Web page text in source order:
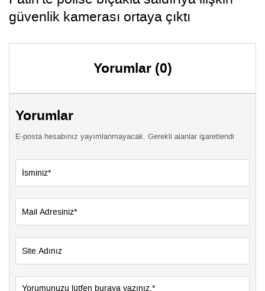
güvenlik kamerası ortaya çıktı
Yorumlar (0)
Yorumlar
E-posta hesabınız yayımlanmayacak. Gerekli alanlar işaretlendi